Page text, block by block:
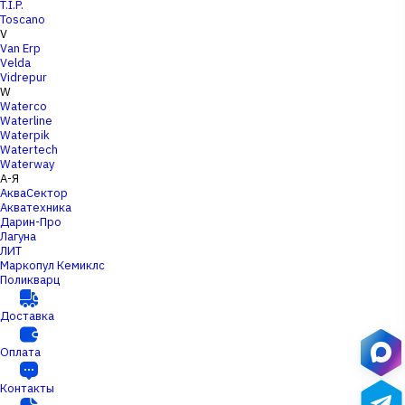
T.I.P.
Toscano
V
Van Erp
Velda
Vidrepur
W
Waterco
Waterline
Waterpik
Watertech
Waterway
А-Я
АкваСектор
Акватехника
Дарин-Про
Лагуна
ЛИТ
Маркопул Кемиклс
Поликварц
Доставка
Оплата
Контакты